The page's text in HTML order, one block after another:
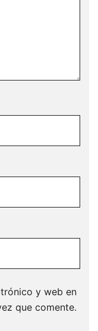
y web en
que comente.